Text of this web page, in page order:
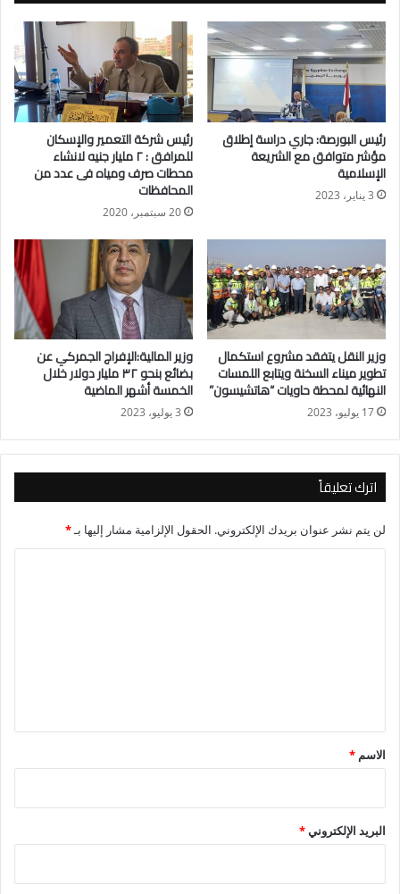
رئيس البورصة: جاري دراسة إطلاق
مؤشر متوافق مع الشريعة
الإسلامية
3 يناير، 2023
رئيس شركة التعمير والإسكان
للمرافق : ٢ مليار جنيه لانشاء
محطات صرف ومياه فى عدد من
المحافظات
20 سبتمبر، 2020
وزير النقل يتفقد مشروع استكمال
تطوير ميناء السخنة ويتابع اللمسات
النهائية لمحطة حاويات “هاتشيسون”
17 يوليو، 2023
وزير المالية:الإفراج الجمركي عن
بضائع بنحو ٣٢ مليار دولار خلال
الخمسة أشهر الماضية
3 يوليو، 2023
اترك تعليقاً
لن يتم نشر عنوان بريدك الإلكتروني. الحقول الإلزامية مشار إليها بـ*
*
الاسم *
البريد الإلكتروني*